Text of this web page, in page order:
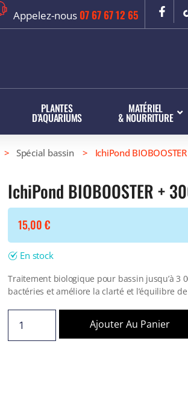
Appelez-nous 07 67 67 12 65
PLANTES
D’AQUARIUMS
MATÉRIEL
& NOURRITURE
> Spécial bassin> IchiPond BIOBOOSTER
IchiPond BIOBOOSTER +
15,00€
En stock
Traitement biologique pour bassin jusqu’à 3
bactéries et améliore la clarté et l’équilibre de
Ajouter Au Panier